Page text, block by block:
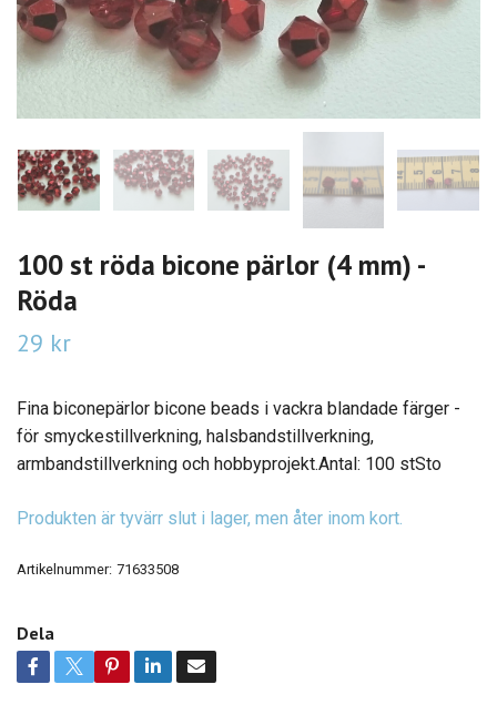
100 st röda bicone pärlor (4 mm) -
Röda
29 kr
Fina biconepärlor bicone beads i vackra blandade färger -
för smyckestillverkning, halsbandstillverkning,
armbandstillverkning och hobbyprojekt.Antal: 100 stSto
Produkten är tyvärr slut i lager, men åter inom kort.
Artikelnummer: 71633508
Dela